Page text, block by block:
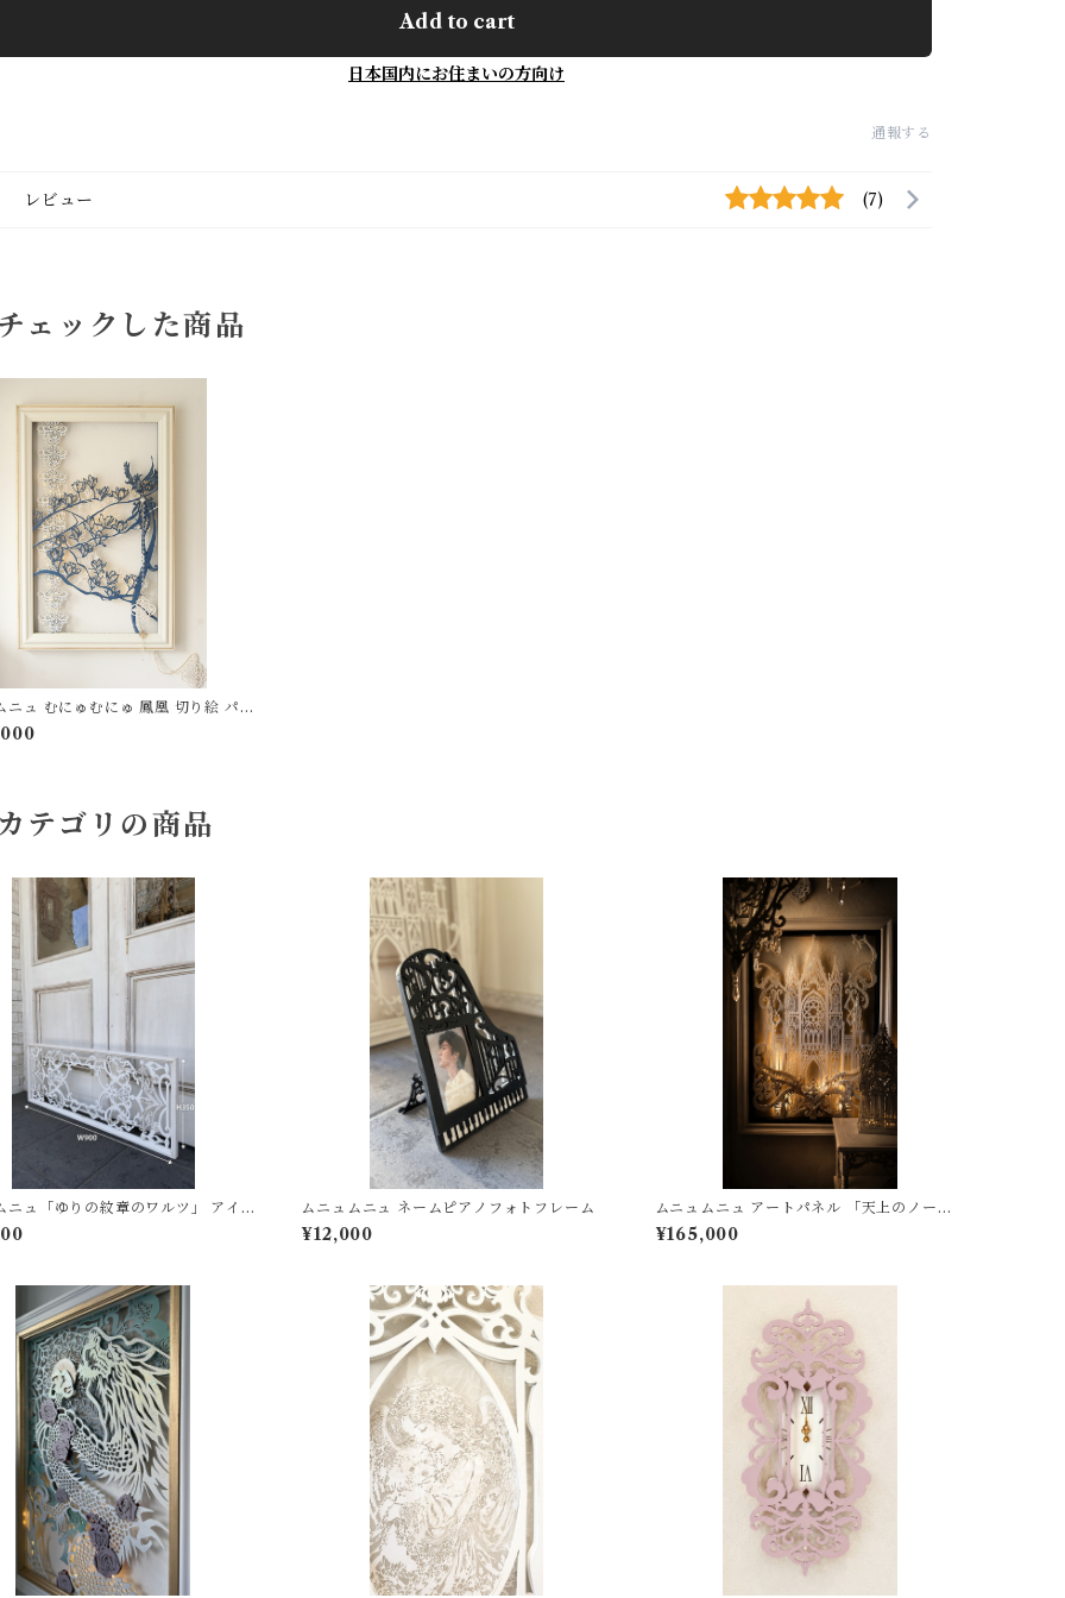
Add to cart
日本国内にお住まいの方向け
通報する
レビュー (7)
ェックした商品
ニュ むにゅむにゅ 鳳凰 切り絵 パネ
テゴリの商品
ニュ「ゆりの紋章のワルツ」 アイア
トパネル シャビー フレンチシャビ
ムニュムニュ ネームピアノフォトフレーム
¥12,000
ムニュムニュ アートパネル 「天上のノート
ルダム」
¥165,000